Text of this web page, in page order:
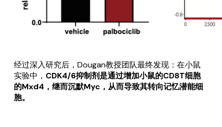
经过深入研究后，Dougan教授团队最终发现：在小鼠
实验中， CDK4/6抑制剂是通过增加小鼠的CD8T细胞
的Mxd4，继而沉默Myc，从而导致其转向记忆潜能细
胞。